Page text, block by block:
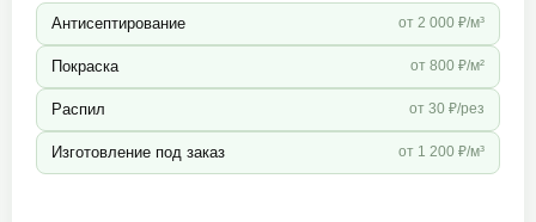
Антисептирование от 2 000 ₽/м³
Покраска от 800 ₽/м²
Распил от 30 ₽/рез
Изготовление под заказ от 1 200 ₽/м³